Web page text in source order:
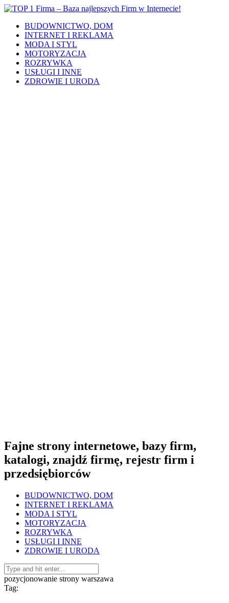
BUDOWNICTWO, DOM
INTERNET I REKLAMA
MODA I STYL
MOTORYZACJA
ROZRYWKA
USŁUGI I INNE
ZDROWIE I URODA
Fajne strony internetowe, bazy firm,
katalogi, znajdź firmę, rejestr firm i
przedsiębiorców
BUDOWNICTWO, DOM
INTERNET I REKLAMA
MODA I STYL
MOTORYZACJA
ROZRYWKA
USŁUGI I INNE
ZDROWIE I URODA
pozycjonowanie strony warszawa
Tag: